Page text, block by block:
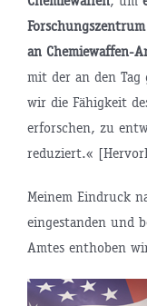
Forschungszentrum
an Chemiewaffen-
mit der an den Tag
wir die Fähigkeit
erforschen, zu
reduziert.«
Meinem Eindruck
eingestanden und
Amtes enthoben